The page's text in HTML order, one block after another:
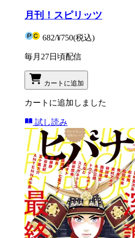
月刊！スピリッツ
682/¥750(税込)
毎月27日頃配信
カートに追加
カートに追加しました
試し読み